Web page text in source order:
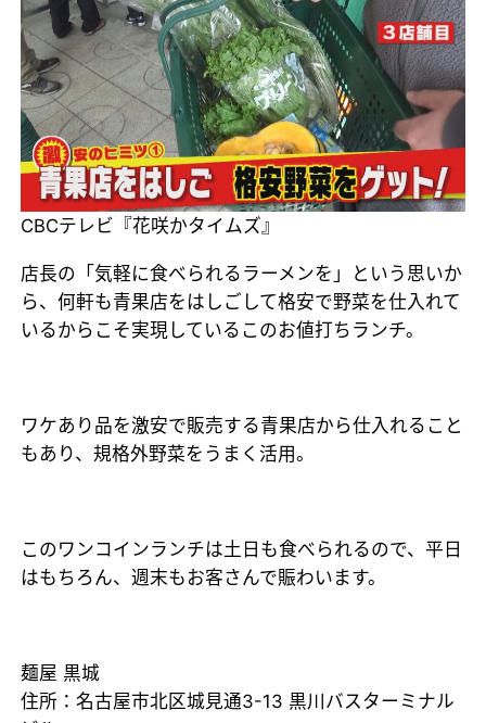
CBCテレビ『花咲かタイムズ』
店長の「気軽に食べられるラーメンを」という思いか
ら、何軒も青果店をはしごして格安で野菜を仕入れて
いるからこそ実現しているこのお値打ちランチ。
ワケあり品を激安で販売する青果店から仕入れること
もあり、規格外野菜をうまく活用。
このワンコインランチは土日も食べられるので、平日
はもちろん、週末もお客さんで賑わいます。
麺屋 黒城
住所：名古屋市北区城見通3-13 黒川バスターミナル